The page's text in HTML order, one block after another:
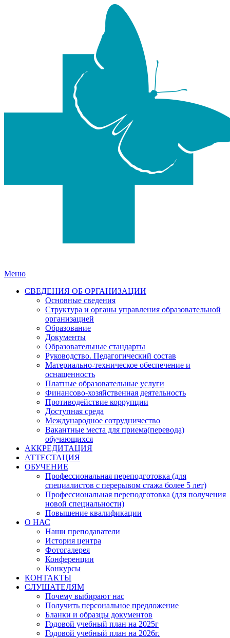
Меню
СВЕДЕНИЯ ОБ ОРГАНИЗАЦИИ
Основные сведения
Структура и органы управления образовательной
организацией
Образование
Документы
Образовательные стандарты
Руководство. Педагогический состав
Материально-техническое обеспечение и
оснащенность
Платные образовательные услуги
Финансово-хозяйственная деятельность
Противодействие коррупции
Доступная среда
Международное сотрудничество
Вакантные места для приема(перевода)
обучающихся
АККРЕДИТАЦИЯ
АТТЕСТАЦИЯ
ОБУЧЕНИЕ
Профессиональная переподготовка (для
специалистов с перерывом стажа более 5 лет)
Профессиональная переподготовка (для получения
новой специальности)
Повышение квалификации
О НАС
Наши преподаватели
История центра
Фотогалерея
Конференции
Конкурсы
КОНТАКТЫ
СЛУШАТЕЛЯМ
Почему выбирают нас
Получить персональное предложение
Бланки и образцы документов
Годовой учебный план на 2025г
Годовой учебный план на 2026г.